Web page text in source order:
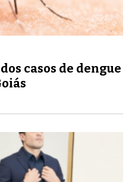
casos de dengue